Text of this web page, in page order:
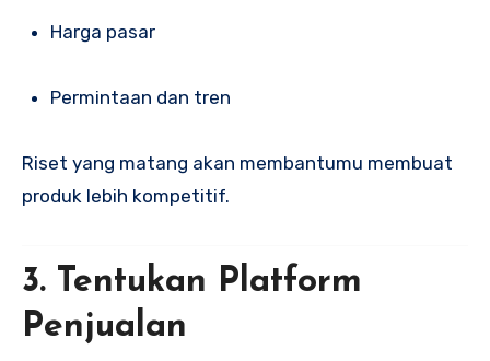
Harga pasar
Permintaan dan tren
Riset yang matang akan membantumu membuat
produk lebih kompetitif.
3. Tentukan Platform
Penjualan